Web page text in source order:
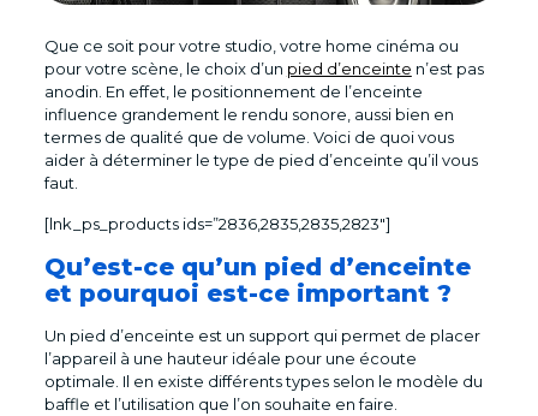
Que ce soit pour votre studio, votre home cinéma ou
pour votre scène, le choix d’un pied d’enceinte n’est pas
anodin. En effet, le positionnement de l’enceinte
influence grandement le rendu sonore, aussi bien en
termes de qualité que de volume. Voici de quoi vous
aider à déterminer le type de pied d’enceinte qu’il vous
faut.
[lnk_ps_products ids=”2836,2835,2835,2823″]
Qu’est-ce qu’un pied d’enceinte
et pourquoi est-ce important ?
Un pied d’enceinte est un support qui permet de placer
l’appareil à une hauteur idéale pour une écoute
optimale. Il en existe différents types selon le modèle du
baffle et l’utilisation que l’on souhaite en faire.